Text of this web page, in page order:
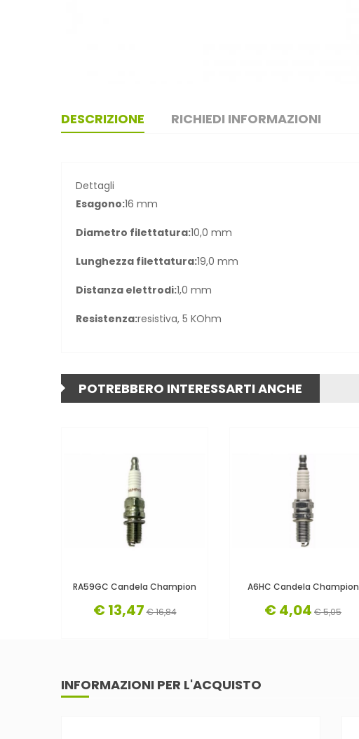
DESCRIZIONE RICHIEDI INFORMAZIONI
Dettagli
Esagono:16 mm
Diametro filettatura:10,0 mm
Lunghezza filettatura:19,0 mm
Distanza elettrodi:1,0 mm
Resistenza:resistiva, 5 KOhm
POTREBBERO INTERESSARTI ANCHE
RA59GC Candela Champion
€ 13,47 € 16,84
A6HC Candela Champion
€ 4,04 € 5,05
INFORMAZIONI PER L'ACQUISTO